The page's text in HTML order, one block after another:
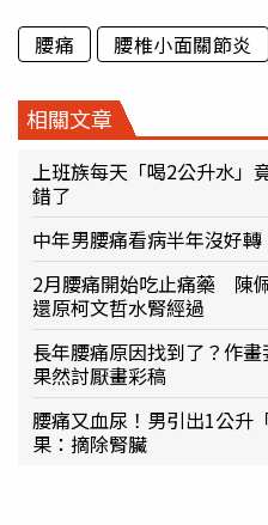
腰痛 腰椎小面關節炎
相關文章
上班族每天「喝2公升水
錯了
中年男腰痛看病半年沒好
2月腰痛開始吃止痛藥 陳
還原柯文哲水腎經過
長年腰痛原因找到了？作
果然討厭畫彩稿
腰痛又血尿！男引出1公
果：摘除腎臟